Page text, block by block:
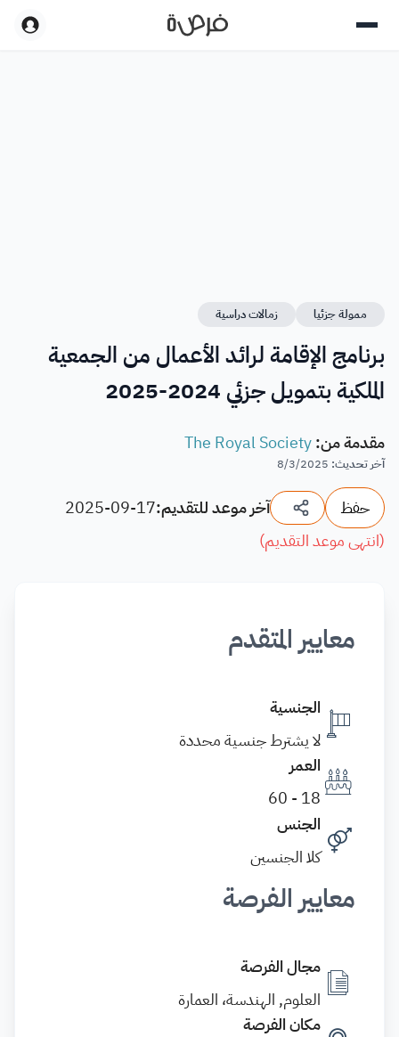
ممولة جزئيا زمالات دراسية
برنامج الإقامة لرائد الأعمال من الجمعية
الملكية بتمويل جزئي 2024-2025
مقدمة من:
The Royal Society
آخر تحديث:
8/3/2025
حفظ آخر موعد للتقديم:2025-09-17
(انتهى موعد التقديم)
معايير المتقدم
الجنسية
لا يشترط جنسية محددة
العمر
18 - 60
الجنس
كلا الجنسين
معايير الفرصة
مجال الفرصة
العلوم, الهندسة، العمارة
مكان الفرصة